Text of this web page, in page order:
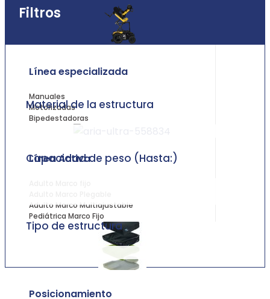
Línea especializada
Manuales
Motorizadas
Bipedestadoras
Línea Activa
Adulto Marco Multiajustable
Pediátrica Marco Fijo
Posicionamiento
Filtros
Material de la estructura
Capacidad de peso (Hasta:)
Tipo de estructura